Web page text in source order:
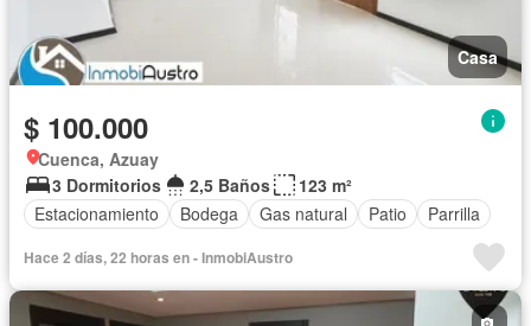
Casa
$ 100.000
Cuenca, Azuay
3 Dormitorios
2,5 Baños
123 m²
Estacionamiento
Bodega Gas natural Patio Parrilla
Hace 2 días, 22 horas en - InmobiAustro